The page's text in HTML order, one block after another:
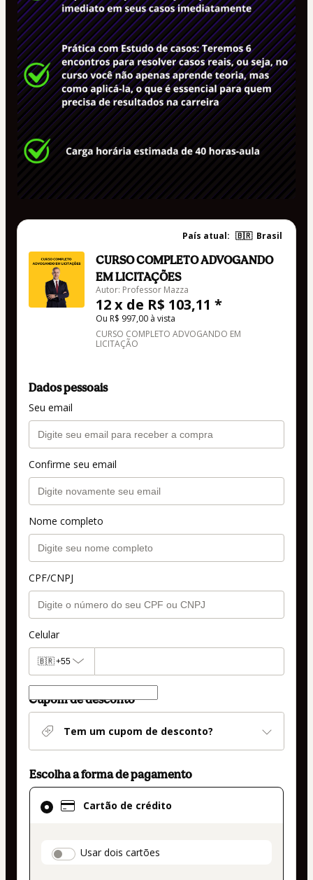
País atual: 🇧🇷 Brasil
CURSO COMPLETO ADVOGANDO
EM LICITAÇÕES
Autor: Professor Mazza
12 x de R$ 103,11 *
Ou R$ 997,00 à vista
CURSO COMPLETO ADVOGANDO EM
LICITAÇÃO
Dados pessoais
Seu email
Confirme seu email
Nome completo
CPF/CNPJ
Celular
🇧🇷+55
Cupom de desconto
Tem um cupom de desconto?
Escolha a forma de pagamento
Cartão de crédito
payment_data.section_title_v2
Usar dois cartões
Cartão
de
como